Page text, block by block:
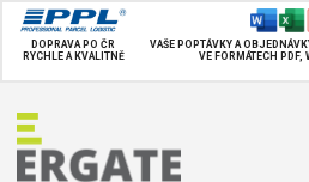
DOPRAVA PO ČR
RYCHLE A KVALITNĚ
VAŠE POPTÁVKY A
VE FORMÁTECH PDF,